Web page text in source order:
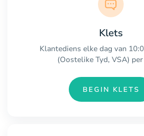
Klets
Klantediens elke dag van
(Oostelike Tyd, VSA)
BEGIN KLETS